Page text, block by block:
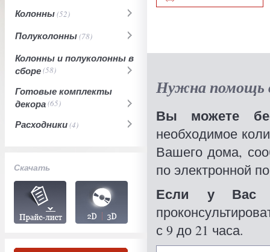
Колонны(52)
Полуколонны(78)
Колонны и полуколонны в
сборе(58)
Готовые комплекты
декора(65)
Расходники(4)
Скачать
Нужна помощь
Вы можете
необходимое
Вашего дома,
по электронной
Если у Вас
с 9 до 21 часа.